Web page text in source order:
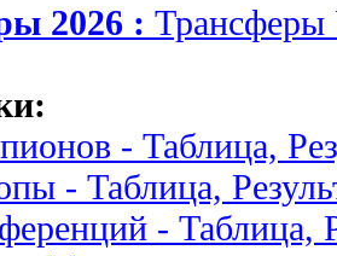
2026 :
- Таблица,
- Таблица,
- Таблица,